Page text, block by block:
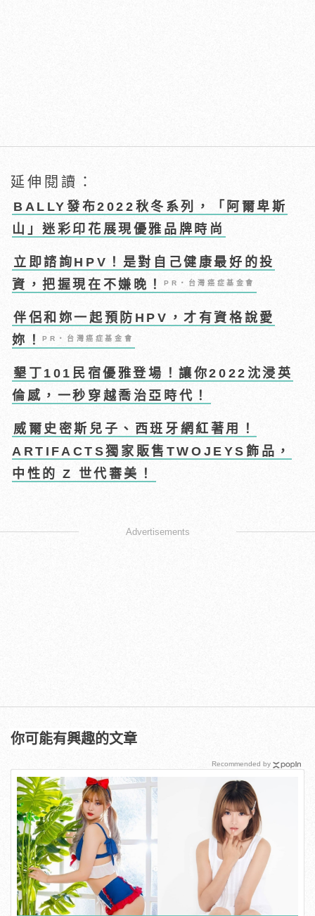
延伸閱讀：
BALLY發布2022秋冬系列，「阿爾卑斯
山」迷彩印花展現優雅品牌時尚
立即諮詢HPV！是對自己健康最好的投
資，把握現在不嫌晚！PR・台灣癌症基金會
伴侶和妳一起預防HPV，才有資格說愛
妳！PR・台灣癌症基金會
墾丁101民宿優雅登場！讓你2022沈浸英
倫感，一秒穿越喬治亞時代！
威爾史密斯兒子、西班牙網紅著用！
ARTIFACTS獨家販售TWOJEYS飾品，
中性的 Z 世代審美！
Advertisements
你可能有興趣的文章
Recommended by